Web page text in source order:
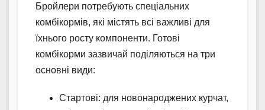
Бройлери потребують спеціальних
комбікормів, які містять всі важливі для
їхнього росту компоненти. Готові
комбікорми зазвичай поділяються на три
основні види:
Стартові: для новонароджених курчат,